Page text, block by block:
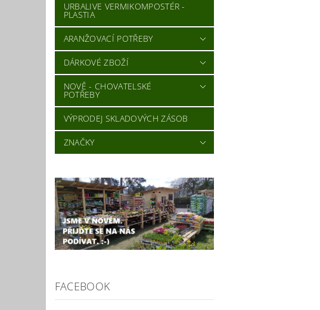
URBALIVE VERMIKOMPOSTÉR -
PLASTIA
ARANŽOVACÍ POTŘEBY
DÁRKOVÉ ZBOŽÍ
NOVĚ - CHOVATELSKÉ
POTŘEBY
VÝPRODEJ SKLADOVÝCH ZÁSOB
ZNAČKY
FACEBOOK